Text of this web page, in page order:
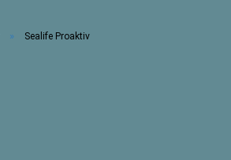
» Sealife Proaktiv